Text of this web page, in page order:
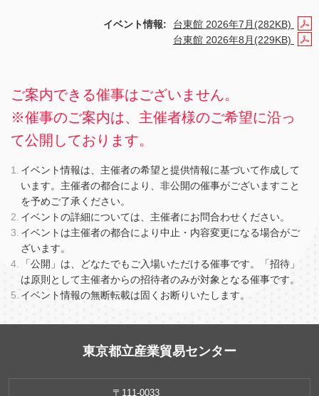
イベント情報:
台東館 2026年7月(282KB)
台東館 2026年8月(229KB)
ご案内できる催事はございません。
※催事のご案内は、主催者様のご希望に沿っ
て公開しております。
イベント情報は、主催者の希望と提供情報に基づいて作成して
います。主催者の都合により、非公開の催事がございますこと
を予めご了承ください。
イベントの詳細については、主催者にお問合わせください。
イベントは主催者の都合により中止・内容変更になる場合がご
ざいます。
「公開」は、どなたでもご入場いただける催事です。「招待」
は原則として主催者からの招待者のみが対象となる催事です。
イベント情報の無断転載は固くお断りいたします。
東京都立産業貿易センター
〒111-0033